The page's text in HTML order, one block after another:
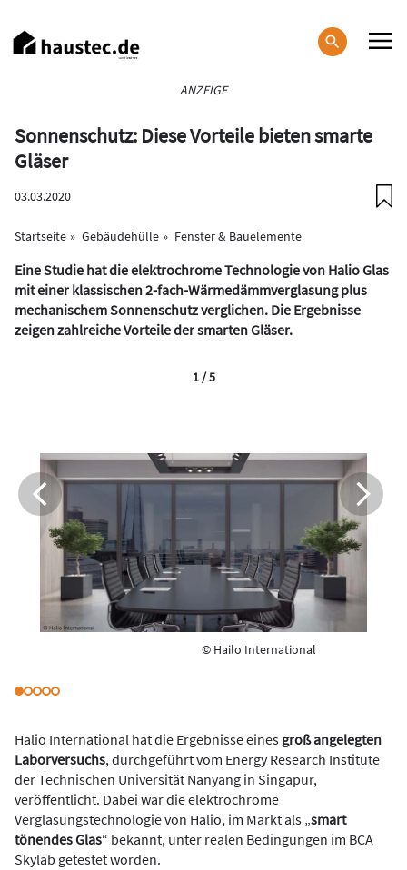
zum
Inhalt
ANZEIGE
Sonnenschutz: Diese Vorteile bieten smarte
Gläser
03.03.2020
Startseite Gebäudehülle Fenster & Bauelemente
Eine Studie hat die elektrochrome Technologie von Halio Glas
mit einer klassischen 2-fach-Wärmedämmverglasung plus
mechanischem Sonnenschutz verglichen. Die Ergebnisse
zeigen zahlreiche Vorteile der smarten Gläser.
© Hailo International
1 / 5
Halio International hat die Ergebnisse eines groß angelegten
Laborversuchs, durchgeführt vom Energy Research Institute
der Technischen Universität Nanyang in Singapur,
veröffentlicht. Dabei war die elektrochrome
Verglasungstechnologie von Halio, im Markt als „smart
tönendes Glas“ bekannt, unter realen Bedingungen im BCA
Skylab getestet worden.